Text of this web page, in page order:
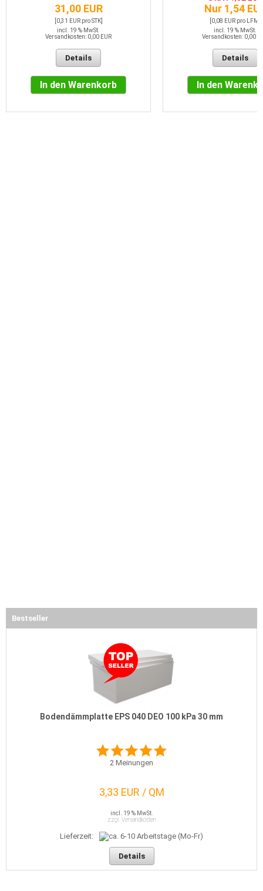
31,00 EUR
[0,31 EUR pro STK]
incl. 19 % MwSt.
Versandkosten: 0,00 EUR
Details
In den Warenkorb
Nur 1,54
[0,08 EUR pro LFM]
incl. 19 % MwSt.
Versandkosten: 0,00
Details
In den
Bestseller
Bodendämmplatte EPS 040 DEO 100 kPa 30 mm
2 Meinungen
3,33 EUR / QM
incl. 19 % MwSt.
zzgl. Versandkosten
Lieferzeit:
Details